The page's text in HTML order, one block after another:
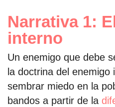
Narrativa 1:
interno
Un enemigo que debe
la doctrina del
sembrar miedo en la
bandos a partir de la